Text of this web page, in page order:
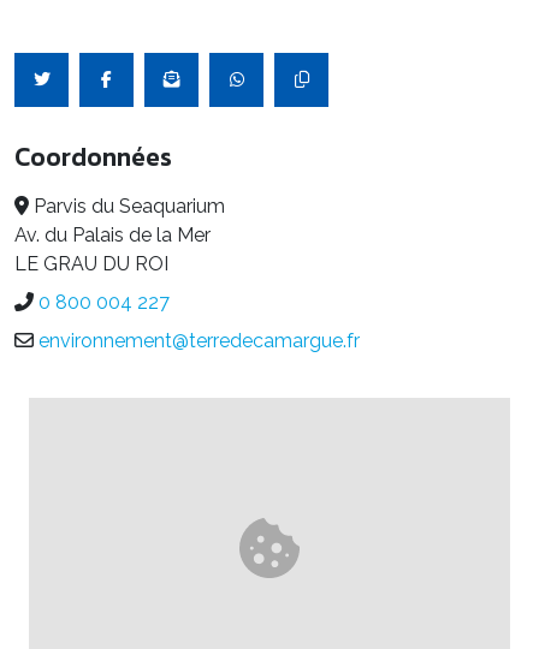
Coordonnées
Parvis du Seaquarium
Av. du Palais de la Mer
LE GRAU DU ROI
0 800 004 227
environnement@terredecamargue.fr